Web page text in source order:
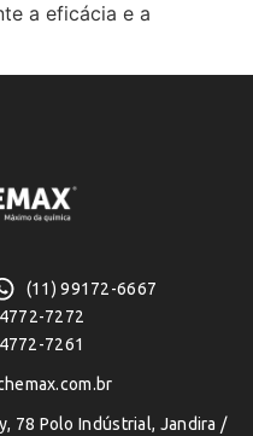
a eficácia e a
(11) 99172-6667
7272
7261
78 Polo Indústrial, Jandira /